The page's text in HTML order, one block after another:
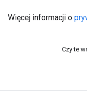
Więcej informacji o
Czy te